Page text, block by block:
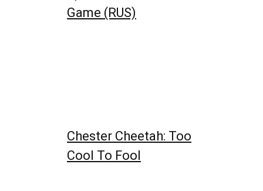
Game (RUS)
Chester Cheetah: Too
Cool To Fool